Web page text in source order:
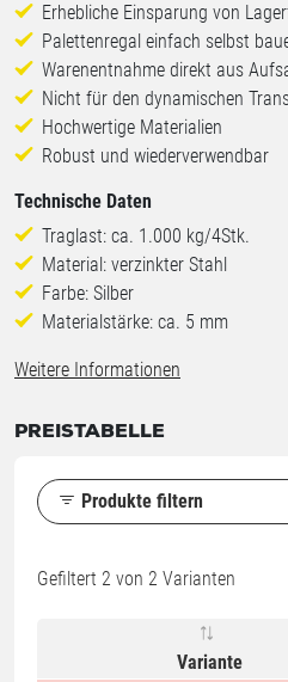
Erhebliche Einsparung von
Palettenregal einfach selbst
Warenentnahme direkt aus
Nicht für den dynamischen
Hochwertige Materialien
Robust und wiederverwendbar
Technische Daten
Traglast: ca. 1.000 kg/4Stk.
Material: verzinkter Stahl
Farbe: Silber
Materialstärke: ca. 5 mm
Weitere Informationen
PREISTABELLE
Produkte filtern
Gefiltert 2 von 2 Varianten
Variante